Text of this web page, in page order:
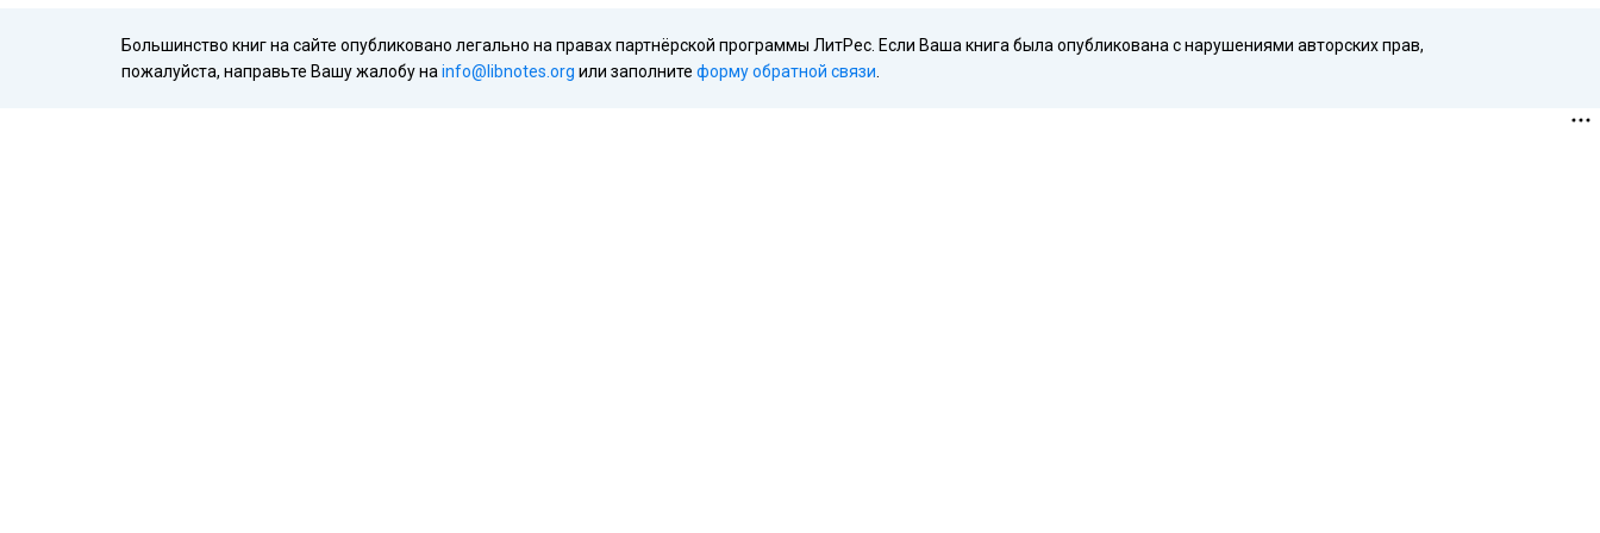
Большинство книг на сайте опубликовано легально на правах партнёрской программы ЛитРес. Если Ваша книга была опубликована с нарушениями авторских прав,
пожалуйста, направьте Вашу жалобу на info@libnotes.org или заполните форму обратной связи